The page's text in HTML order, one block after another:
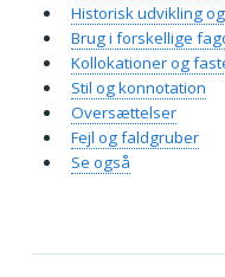
Historisk udvikling
Brug i forskellige
Kollokationer og
Stil og konnotation
Oversættelser
Fejl og faldgruber
Se også